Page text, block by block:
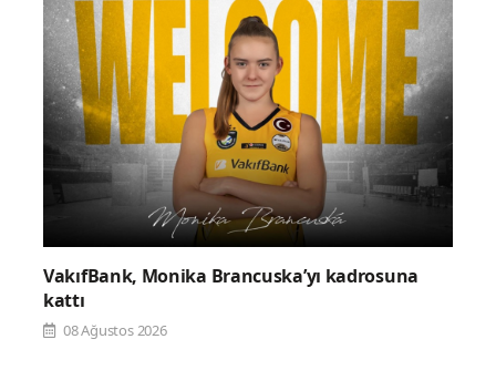
VakıfBank, Monika Brancuska’yı kadrosuna
kattı
08 Ağustos 2026